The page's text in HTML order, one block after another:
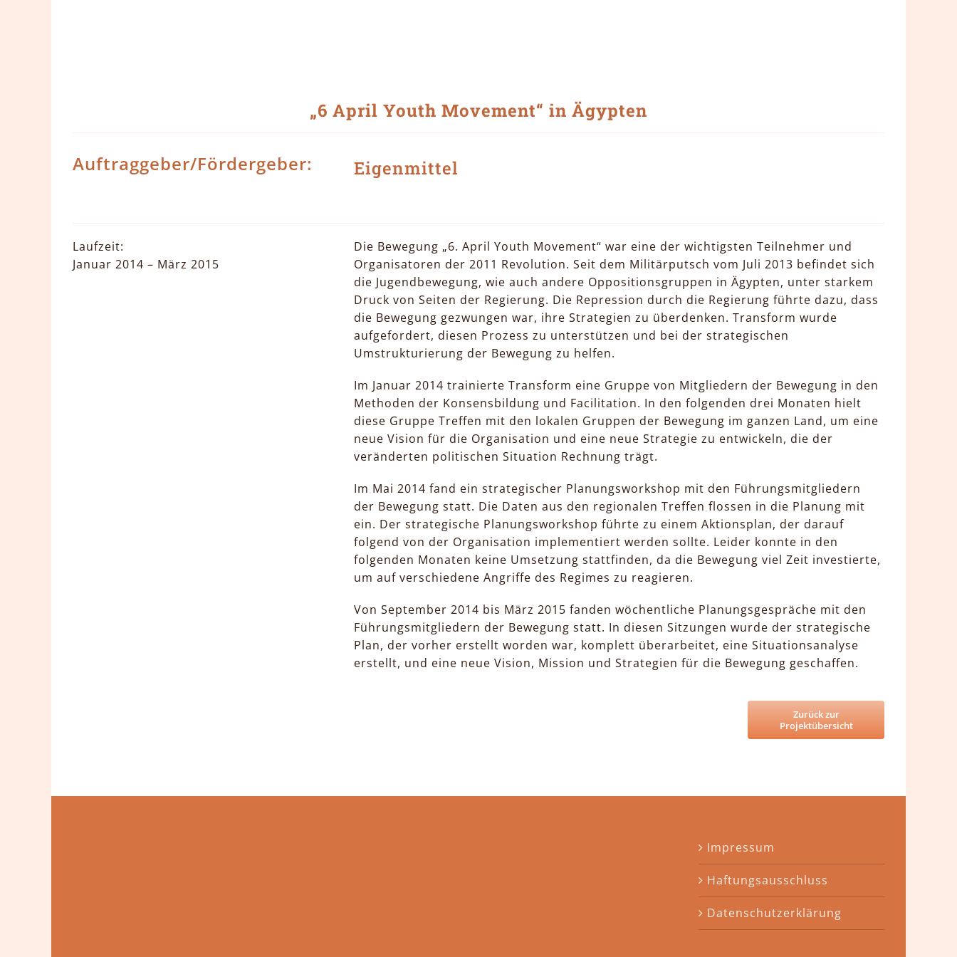
„6 April Youth Movement“ in Ägypten
Auftraggeber/Fördergeber: Eigenmittel
Laufzeit:
Januar 2014 – März 2015
Die Bewegung „6. April Youth Movement“ war eine der wichtigsten Teilnehmer und
Organisatoren der 2011 Revolution. Seit dem Militärputsch vom Juli 2013 befindet sich
die Jugendbewegung, wie auch andere Oppositionsgruppen in Ägypten, unter starkem
Druck von Seiten der Regierung. Die Repression durch die Regierung führte dazu, dass
die Bewegung gezwungen war, ihre Strategien zu überdenken. Transform wurde
aufgefordert, diesen Prozess zu unterstützen und bei der strategischen
Umstrukturierung der Bewegung zu helfen.
Im Januar 2014 trainierte Transform eine Gruppe von Mitgliedern der Bewegung in den
Methoden der Konsensbildung und Facilitation. In den folgenden drei Monaten hielt
diese Gruppe Treffen mit den lokalen Gruppen der Bewegung im ganzen Land, um eine
neue Vision für die Organisation und eine neue Strategie zu entwickeln, die der
veränderten politischen Situation Rechnung trägt.
Im Mai 2014 fand ein strategischer Planungsworkshop mit den Führungsmitgliedern
der Bewegung statt. Die Daten aus den regionalen Treffen flossen in die Planung mit
ein. Der strategische Planungsworkshop führte zu einem Aktionsplan, der darauf
folgend von der Organisation implementiert werden sollte. Leider konnte in den
folgenden Monaten keine Umsetzung stattfinden, da die Bewegung viel Zeit investierte,
um auf verschiedene Angriffe des Regimes zu reagieren.
Von September 2014 bis März 2015 fanden wöchentliche Planungsgespräche mit den
Führungsmitgliedern der Bewegung statt. In diesen Sitzungen wurde der strategische
Plan, der vorher erstellt worden war, komplett überarbeitet, eine Situationsanalyse
erstellt, und eine neue Vision, Mission und Strategien für die Bewegung geschaffen.
Zurück zur
Projektübersicht
Impressum
Haftungsausschluss
Datenschutzerklärung